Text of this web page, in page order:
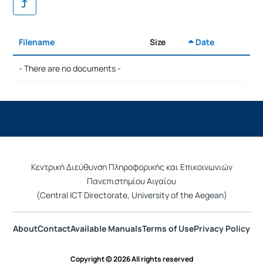
Filename Size Date
- There are no documents -
Κεντρική Διεύθυνση Πληροφορικής και Επικοινωνιών
Πανεπιστημίου Αιγαίου
(Central ICT Directorate, University of the Aegean)
AboutContactAvailable ManualsTerms of UsePrivacy Policy
Copyright © 2026 All rights reserved